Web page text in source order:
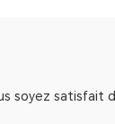
soyez satisfait